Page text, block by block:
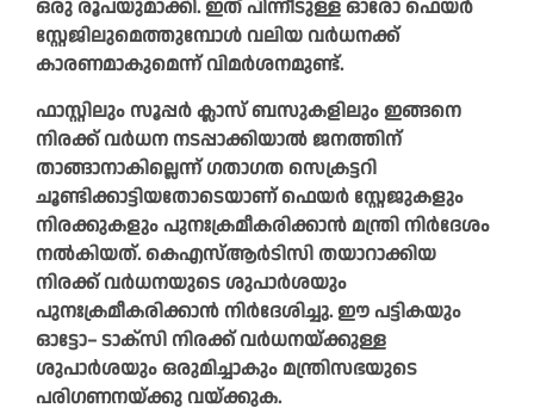
ഒരു രൂപയുമാക്കി. ഇത് പിന്നീടുള്ള ഓരോ ഫെയർ
സ്റ്റേജിലുമെത്തുമ്പോൾ വലിയ വർധനക്ക്
കാരണമാകുമെന്ന് വിമർശനമുണ്ട്.
ഫാസ്റ്റിലും സൂപ്പർ ക്ലാസ് ബസുകളിലും ഇങ്ങനെ
നിരക്ക് വർധന നടപ്പാക്കിയാൽ ജനത്തിന്
താങ്ങാനാകില്ലെന്ന് ഗതാഗത സെക്രട്ടറി
ചൂണ്ടിക്കാട്ടിയതോടെയാണ് ഫെയർ സ്റ്റേജുകളും
നിരക്കുകളും പുനഃക്രമീകരിക്കാൻ മന്ത്രി നിർദേശം
നൽകിയത്. കെഎസ്ആർടിസി തയാറാക്കിയ
നിരക്ക് വർധനയുടെ ശുപാർശയും
പുനഃക്രമീകരിക്കാൻ നിർദേശിച്ചു. ഈ പട്ടികയും
ഓട്ടോ– ടാക്സി നിരക്ക് വർധനയ്ക്കുള്ള
ശുപാർശയും ഒരുമിച്ചാകും മന്ത്രിസഭയുടെ
പരിഗണനയ്ക്കു വയ്ക്കുക.